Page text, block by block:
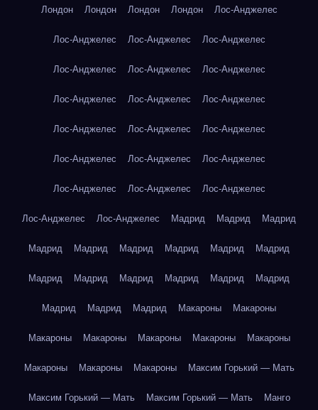
Лондон Лондон Лондон Лондон Лос-Анджелес
Лос-Анджелес Лос-Анджелес Лос-Анджелес
Лос-Анджелес Лос-Анджелес Лос-Анджелес
Лос-Анджелес Лос-Анджелес Лос-Анджелес
Лос-Анджелес Лос-Анджелес Лос-Анджелес
Лос-Анджелес Лос-Анджелес Лос-Анджелес
Лос-Анджелес Лос-Анджелес Лос-Анджелес
Лос-Анджелес Лос-Анджелес Мадрид Мадрид Мадрид
Мадрид Мадрид Мадрид Мадрид Мадрид Мадрид
Мадрид Мадрид Мадрид Мадрид Мадрид Мадрид
Мадрид Мадрид Мадрид Макароны Макароны
Макароны Макароны Макароны Макароны Макароны
Макароны Макароны Макароны Максим Горький — Мать
Максим Горький — Мать Максим Горький — Мать Манго